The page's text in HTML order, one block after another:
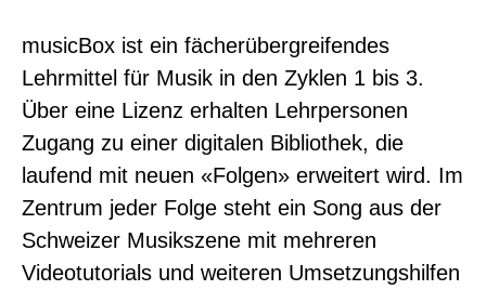
musicBox ist ein fächerübergreifendes
Lehrmittel für Musik in den Zyklen 1 bis 3.
Über eine Lizenz erhalten Lehrpersonen
Zugang zu einer digitalen Bibliothek, die
laufend mit neuen «Folgen» erweitert wird. Im
Zentrum jeder Folge steht ein Song aus der
Schweizer Musikszene mit mehreren
Videotutorials und weiteren Umsetzungshilfen